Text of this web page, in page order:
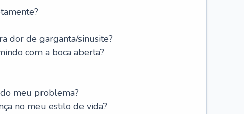
dor de garganta/sinusite?
com a boca aberta?
meu problema?
no meu estilo de vida?